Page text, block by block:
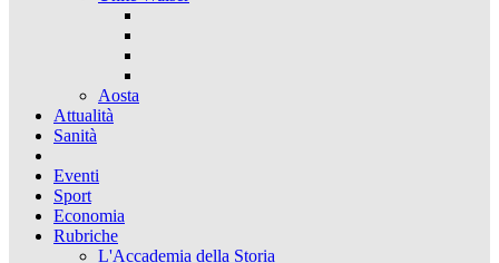
Aosta
Attualità
Sanità
Eventi
Sport
Economia
Rubriche
L'Accademia della Storia